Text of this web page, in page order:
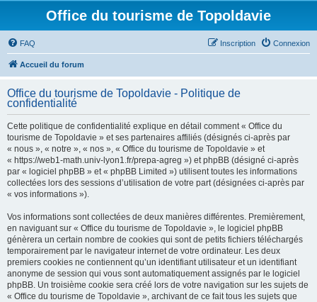
Office du tourisme de Topoldavie
FAQ Connexion
Inscription
Accueil du forum
Office du tourisme de Topoldavie - Politique de
confidentialité
Cette politique de confidentialité explique en détail comment « Office du
tourisme de Topoldavie » et ses partenaires affiliés (désignés ci-après par
« nous », « notre », « nos », « Office du tourisme de Topoldavie » et
« https://web1-math.univ-lyon1.fr/prepa-agreg ») et phpBB (désigné ci-après
par « logiciel phpBB » et « phpBB Limited ») utilisent toutes les informations
collectées lors des sessions d’utilisation de votre part (désignées ci-après par
« vos informations »).
Vos informations sont collectées de deux manières différentes. Premièrement,
en naviguant sur « Office du tourisme de Topoldavie », le logiciel phpBB
génèrera un certain nombre de cookies qui sont de petits fichiers téléchargés
temporairement par le navigateur internet de votre ordinateur. Les deux
premiers cookies ne contiennent qu’un identifiant utilisateur et un identifiant
anonyme de session qui vous sont automatiquement assignés par le logiciel
phpBB. Un troisième cookie sera créé lors de votre navigation sur les sujets de
« Office du tourisme de Topoldavie », archivant de ce fait tous les sujets que